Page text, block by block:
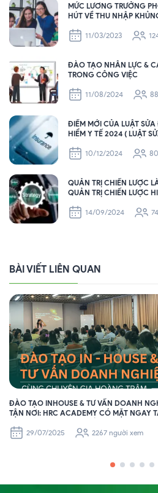
MỨC LƯƠNG TRƯỞNG
HÚT VỀ THU NHẬP
11/03/2023
ĐÀO TẠO NHÂN LỰC &
TRONG CÔNG VIỆC
11/08/2024
ĐIỂM MỚI CỦA LUẬT
HIỂM Y TẾ 2024 ( LUẬT
01/7/2025 ).
10/12/2024
QUẢN TRỊ CHIẾN LƯỢC
QUẢN TRỊ CHIẾN LƯỢC
14/09/2024
BÀI VIẾT LIÊN QUAN
ĐÀO TẠO INHOUSE & TƯ VẤN DOANH
TẬN NƠI: HRC ACADEMY CÓ MẶT NGAY
29/07/2025
2267 người xem